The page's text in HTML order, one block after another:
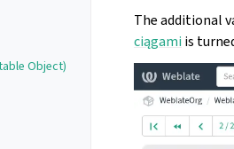
Object)
The additional
ciągami is